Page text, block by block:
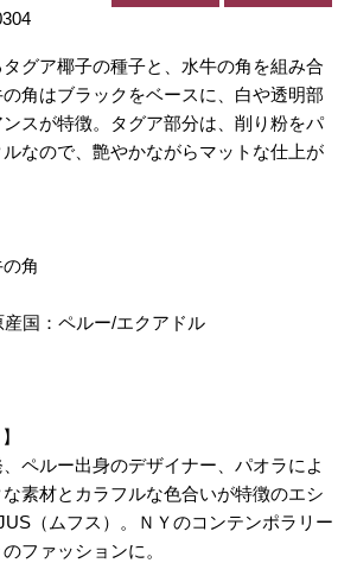
グア椰子の種子と、水牛の角を組み合
角はブラックをベースに、白や透明部
スが特徴。タグア部分は、削り粉をパ
なので、艶やかながらマットな仕上が
角
：ペルー/エクアドル
ペルー出身のデザイナー、パオラによ
素材とカラフルな色合いが特徴のエシ
（ムフス）。ＮＹのコンテンポラリー
ファッションに。